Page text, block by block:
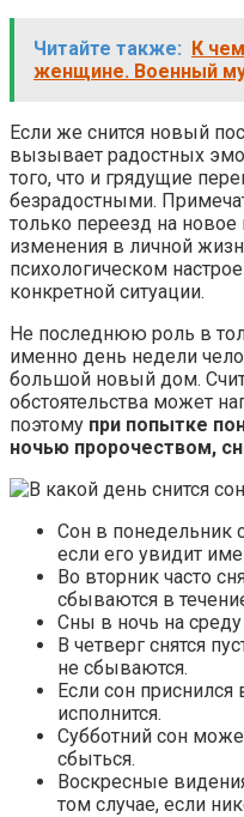
Читайте также: К
женщине. Военный
Если же снится новый
вызывает радостных
того, что и грядущие
безрадостными.
только переезд на
изменения в личной
психологическом
конкретной ситуации.
Не последнюю роль в
именно день недели
большой новый дом.
обстоятельства может
поэтому при попытке
ночью пророчеством,
Сон в понедельник
если его увидит
Во вторник часто
сбываются в
Сны в ночь на
В четверг снятся
не сбываются.
Если сон приснился
исполнится.
Субботний сон
сбыться.
Воскресные
том случае, если